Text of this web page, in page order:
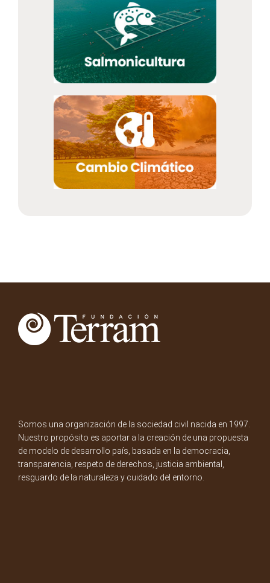
Somos una organización de la sociedad civil nacida en 1997.
Nuestro propósito es aportar a la creación de una propuesta
de modelo de desarrollo país, basada en la democracia,
transparencia, respeto de derechos, justicia ambiental,
resguardo de la naturaleza y cuidado del entorno.